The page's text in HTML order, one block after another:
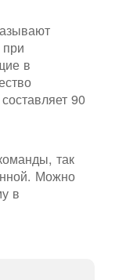
в
90
так
Можно
в